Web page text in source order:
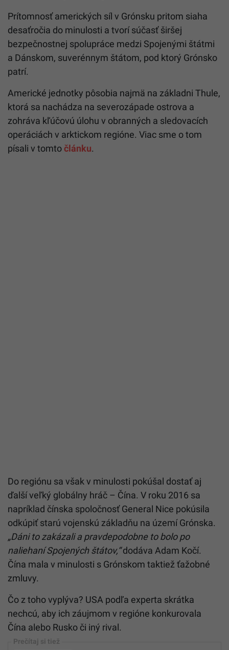
Prítomnosť amerických síl v Grónsku pritom siaha
desaťročia do minulosti a tvorí súčasť širšej
bezpečnostnej spolupráce medzi Spojenými štátmi
a Dánskom, suverénnym štátom, pod ktorý Grónsko
patrí.
Americké jednotky pôsobia najmä na základni Thule,
ktorá sa nachádza na severozápade ostrova a
zohráva kľúčovú úlohu v obranných a sledovacích
operáciách v arktickom regióne. Viac sme o tom
písali v tomtočlánku.
Do regiónu sa však v minulosti pokúšal dostať aj
ďalší veľký globálny hráč – Čína. V roku 2016 sa
napríklad čínska spoločnosť General Nice pokúsila
odkúpiť starú vojenskú základňu na území Grónska.
„Dáni to zakázali a pravdepodobne to bolo po
naliehaní Spojených štátov,“dodáva Adam Kočí.
Čína mala v minulosti s Grónskom taktiež ťažobné
zmluvy.
Čo z toho vyplýva? USA podľa experta skrátka
nechcú, aby ich záujmom v regióne konkurovala
Čína alebo Rusko či iný rival.